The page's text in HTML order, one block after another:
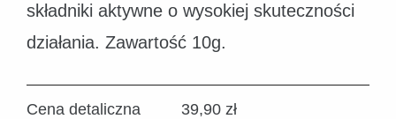
składniki aktywne o wysokiej skuteczności
działania. Zawartość 10g.
Cena detaliczna 39,90 zł